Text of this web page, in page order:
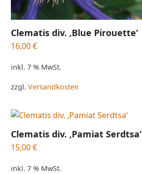
Clematis div. ‚Blue Pirouette‘
16,00€
inkl. 7 % MwSt.
zzgl.Versandkosten
Clematis div. ‚Pamiat Serdtsa‘
15,00€
inkl. 7 % MwSt.